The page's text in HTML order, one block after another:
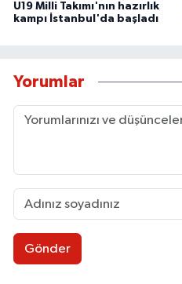
U19 Milli Takımı'nın hazırlık
kampı İstanbul'da başladı
Yorumlar
Gönder